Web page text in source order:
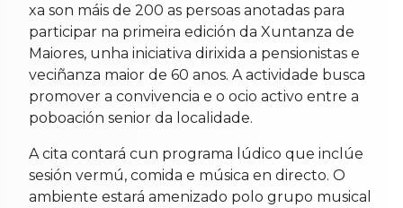
xa son máis de 200 as persoas anotadas para
participar na primeira edición da Xuntanza de
Maiores, unha iniciativa dirixida a pensionistas e
veciñanza maior de 60 anos. A actividade busca
promover a convivencia e o ocio activo entre a
poboación senior da localidade.
A cita contará cun programa lúdico que inclúe
sesión vermú, comida e música en directo. O
ambiente estará amenizado polo grupo musical